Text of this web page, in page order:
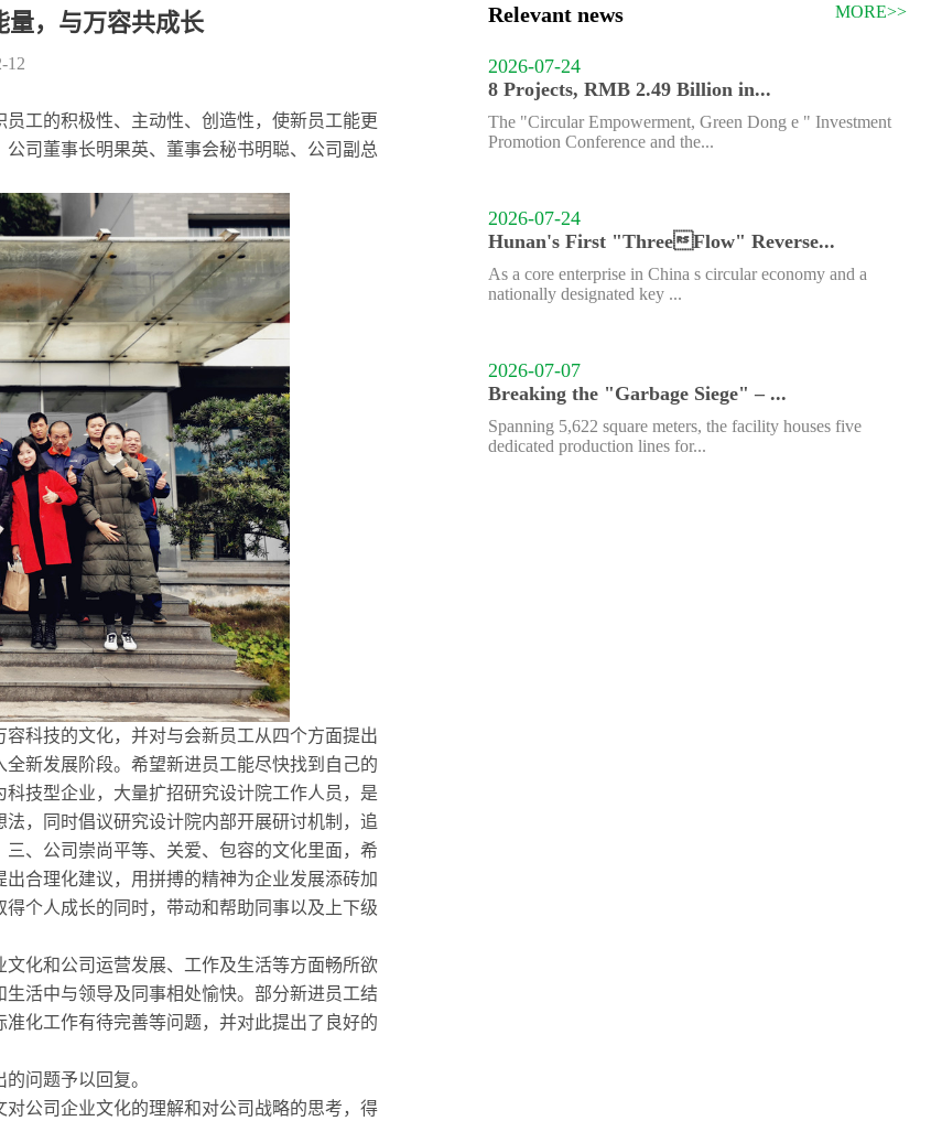
量，与万容共成长
12
工的积极性、主动性、创造性，使新员工能更
司董事长明果英、董事会秘书明聪、公司副总
科技的文化，并对与会新员工从四个方面提出
新发展阶段。希望新进员工能尽快找到自己的
技型企业，大量扩招研究设计院工作人员，是
，同时倡议研究设计院内部开展研讨机制，追
、公司崇尚平等、关爱、包容的文化里面，希
合理化建议，用拼搏的精神为企业发展添砖加
个人成长的同时，带动和帮助同事以及上下级
化和公司运营发展、工作及生活等方面畅所欲
活中与领导及同事相处愉快。部分新进员工结
化工作有待完善等问题，并对此提出了良好的
问题予以回复。
公司企业文化的理解和对公司战略的思考，得
Relevant news MORE>>
2026-07-24
8 Projects, RMB 2.49 Billion in...
The "Circular Empowerment, Green Dong e " Investment
Promotion Conference and the...
2026-07-24
Hunan's First "ThreeFlow" Reverse...
As a core enterprise in China s circular economy and a
nationally designated key ...
2026-07-07
Breaking the "Garbage Siege" – ...
Spanning 5,622 square meters, the facility houses five
dedicated production lines for...